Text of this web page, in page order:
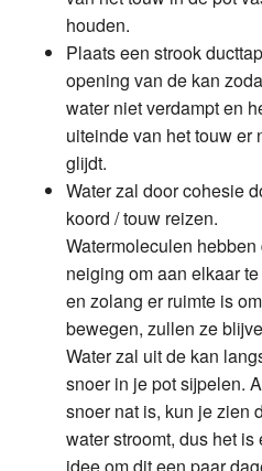
houden.
Plaats een strook
opening van de kan
water niet verdampt en
uiteinde van het touw er
glijdt.
Water zal door cohesie
koord / touw reizen.
Watermoleculen hebben
neiging om aan elkaar
en zolang er ruimte is
bewegen, zullen ze
Water zal uit de kan
snoer in je pot sijpelen.
snoer nat is, kun je zien
water stroomt, dus het is
idee om dit een paar